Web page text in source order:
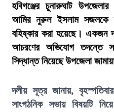
হবিগঞ্জের চুনারুঘাট
আমির নুরুল ইসলাম সজলকে
বহিষ্কার করা হয়েছে। একজন
আচরণের অভিযোগ তদন্তে
সিদ্ধান্ত নিয়েছে উপজেলা
দলীয় সূত্র জানায়,
সাংগঠনিক সভায় বিষয়টি